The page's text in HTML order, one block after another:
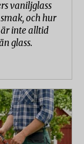
och
393
sammanlagt
utifrån sin
(blekbara,
vaniljglass
och hur
inte alltid
glass.